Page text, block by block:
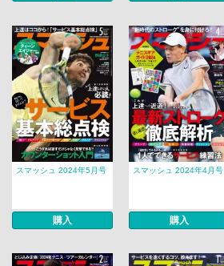
スマッシュ 2024年5月号
購入
スマッシュ 2024年4月号
購入